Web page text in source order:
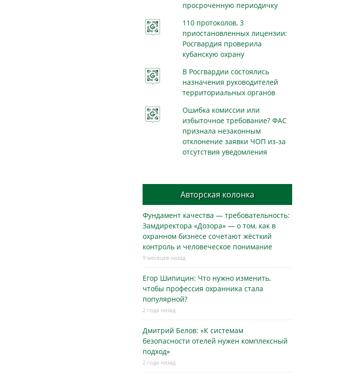
просроченную периодичку
110 протоколов, 3
приостановленных лицензии:
Росгвардия проверила
кубанскую охрану
В Росгвардии состоялись
назначения руководителей
территориальных органов
Ошибка комиссии или
избыточное требование? ФАС
признала незаконным
отклонение заявки ЧОП из-за
отсутствия уведомления
Авторская колонка
Фундамент качества — требовательность:
Замдиректора «Дозора» — о том, как в
охранном бизнесe сочетают жёсткий
контроль и человеческое понимание
9 месяцев назад
Егор Шипицин: Что нужно изменить,
чтобы профессия охранника стала
популярной?
2 года назад
Дмитрий Белов: «К системам
безопасности отелей нужен комплексный
подход»
2 года назад